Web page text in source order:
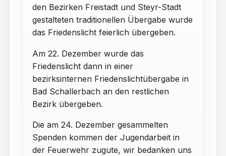
den Bezirken Freistadt und Steyr-Stadt
gestalteten traditionellen Übergabe wurde
das Friedenslicht feierlich übergeben.
Am 22. Dezember wurde das
Friedenslicht dann in einer
bezirksinternen Friedenslichtübergabe in
Bad Schallerbach an den restlichen
Bezirk übergeben.
Die am 24. Dezember gesammelten
Spenden kommen der Jugendarbeit in
der Feuerwehr zugute, wir bedanken uns